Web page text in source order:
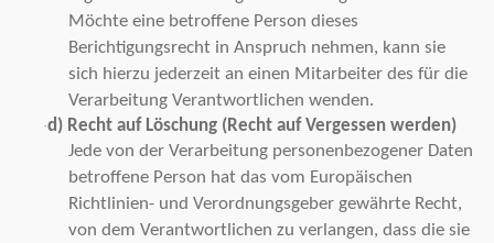
Möchte eine betroffene Person dieses
Berichtigungsrecht in Anspruch nehmen, kann sie
sich hierzu jederzeit an einen Mitarbeiter des für die
Verarbeitung Verantwortlichen wenden.
·d) Recht auf Löschung (Recht auf Vergessen werden)
Jede von der Verarbeitung personenbezogener Daten
betroffene Person hat das vom Europäischen
Richtlinien- und Verordnungsgeber gewährte Recht,
von dem Verantwortlichen zu verlangen, dass die sie